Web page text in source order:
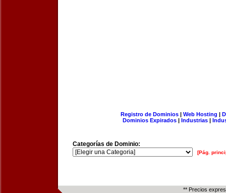
Registro de Dominios| Web Hosting |
Dominios Expirados | Industrias |
Categorías de Dominio:
[Pág.
** Precios